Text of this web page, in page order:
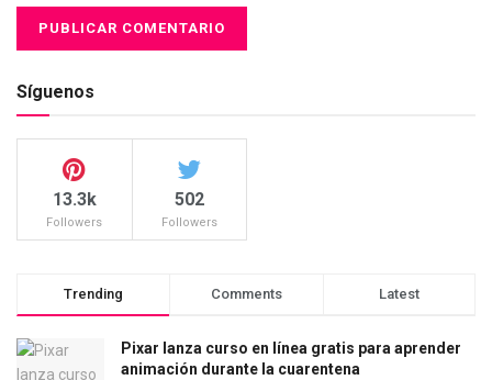
Síguenos
13.3k
Followers
502
Followers
Trending Comments Latest
Pixar lanza curso en línea gratis para aprender
animación durante la cuarentena